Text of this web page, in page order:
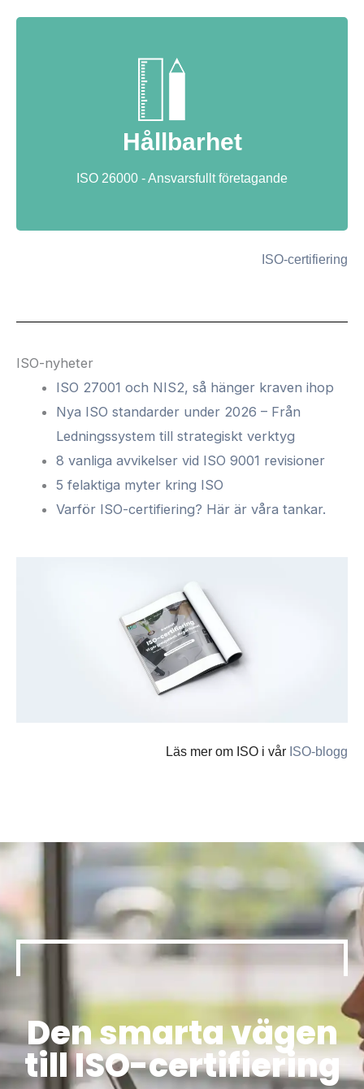
Hållbarhet
ISO 26000 - Ansvarsfullt företagande
ISO-certifiering
ISO-nyheter
ISO 27001 och NIS2, så hänger kraven ihop
Nya ISO standarder under 2026 – Från
Ledningssystem till strategiskt verktyg
8 vanliga avvikelser vid ISO 9001 revisioner
5 felaktiga myter kring ISO
Varför ISO-certifiering? Här är våra tankar.
Läs mer om ISO i vår ISO-blogg
Den smarta vägen
till ISO-certifiering